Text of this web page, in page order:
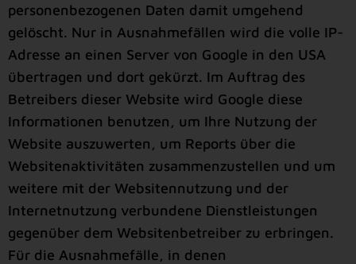
personenbezogenen Daten damit umgehend
gelöscht. Nur in Ausnahmefällen wird die volle IP-
Adresse an einen Server von Google in den USA
übertragen und dort gekürzt. Im Auftrag des
Betreibers dieser Website wird Google diese
Informationen benutzen, um Ihre Nutzung der
Website auszuwerten, um Reports über die
Websitenaktivitäten zusammenzustellen und um
weitere mit der Websitennutzung und der
Internetnutzung verbundene Dienstleistungen
gegenüber dem Websitenbetreiber zu erbringen.
Für die Ausnahmefälle, in denen